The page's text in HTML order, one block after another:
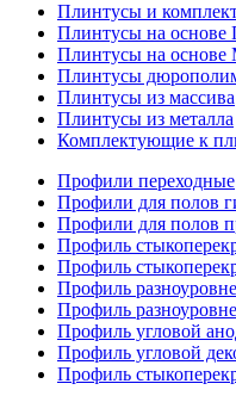
Плинтусы и
Плинтусы на
Плинтусы на
Плинтусы
Плинтусы из массива
Плинтусы из металла
Комплектующие к
Профили переходные
Профили для полов
Профили для полов
Профиль
Профиль
Профиль
Профиль
Профиль угловой
Профиль угловой
Профиль